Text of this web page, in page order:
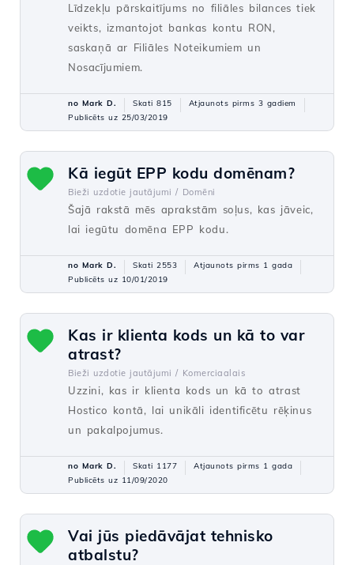
Līdzekļu pārskaitījums no filiāles bilances tiek
veikts, izmantojot bankas kontu RON,
saskaņā ar Filiāles Noteikumiem un
Nosacījumiem.
no Mark D. Skati 815
Atjaunots pirms 3 gadiem
Publicēts uz 25/03/2019
Kā iegūt EPP kodu domēnam?
Bieži uzdotie jautājumi / Domēni
Šajā rakstā mēs aprakstām soļus, kas jāveic,
lai iegūtu domēna EPP kodu.
no Mark D. Skati 2553
Atjaunots pirms 1 gada
Publicēts uz 10/01/2019
Kas ir klienta kods un kā to var
atrast?
Bieži uzdotie jautājumi / Komerciaalais
Uzzini, kas ir klienta kods un kā to atrast
Hostico kontā, lai unikāli identificētu rēķinus
un pakalpojumus.
no Mark D. Skati 1177
Atjaunots pirms 1 gada
Publicēts uz 11/09/2020
Vai jūs piedāvājat tehnisko
atbalstu?